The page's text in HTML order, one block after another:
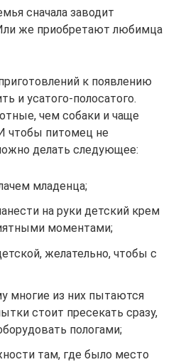
сначала заводит
же приобретают любимца
к появлению
и усатого-полосатого.
чем собаки и чаще
чтобы питомец не
делать следующее:
младенца;
на руки детский крем
моментами;
желательно, чтобы с
многие из них пытаются
стоит пресекать сразу,
пологами;
там, где было место